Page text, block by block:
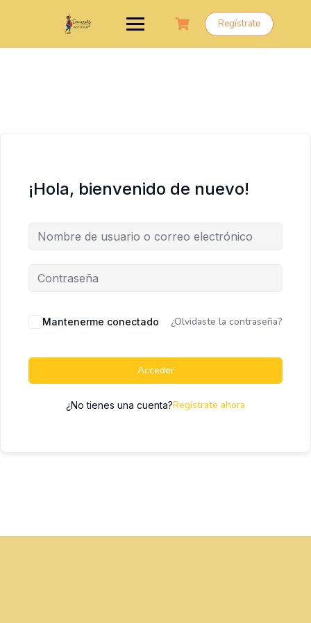
Regístrate
¡Hola, bienvenido de nuevo!
Mantenerme conectado ¿Olvidaste la contraseña?
Acceder
¿No tienes una cuenta?Regístrate ahora